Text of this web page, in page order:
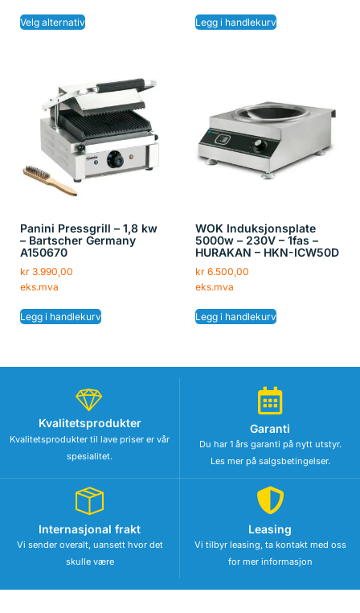
Velg alternativ Legg i handlekurv
Panini Pressgrill – 1,8 kw
– Bartscher Germany
A150670
kr 3.990,00
eks.mva
Legg i handlekurv
WOK Induksjonsplate
5000w – 230V – 1fas –
HURAKAN – HKN-ICW50D
kr6.500,00
eks.mva
Legg i handlekurv
Kvalitetsprodukter
Kvalitetsprodukter til lave priser er vår
spesialitet.
Garanti
Du har 1 års garanti på nytt utstyr.
Les mer på salgsbetingelser.
Internasjonal frakt
Vi sender overalt, uansett hvor det
skulle være
Leasing
Vi tilbyr leasing, ta kontakt med oss
for mer informasjon